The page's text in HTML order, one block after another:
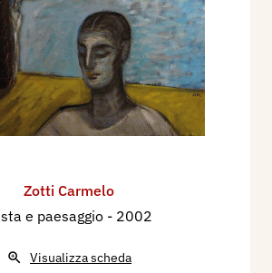
Zotti Carmelo
e paesaggio - 2002
Visualizza scheda